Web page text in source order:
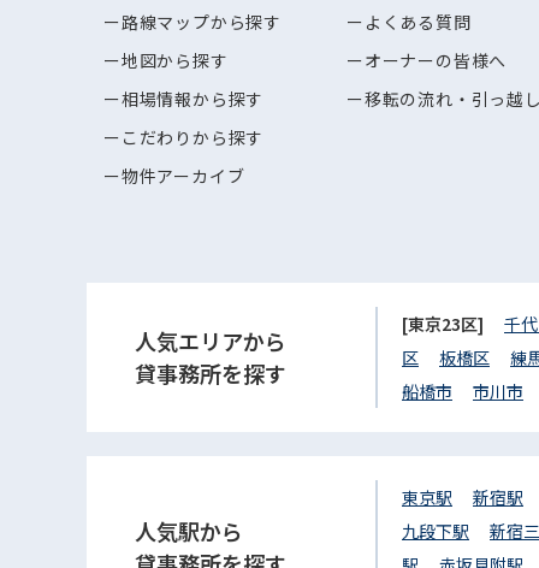
路線マップから探す
地図から探す
相場情報から探す
こだわりから探す
物件アーカイブ
よくある質問
オーナーの皆様へ
移転の流れ・引っ越
人気エリアから
貸事務所を探す
[東京23区] 千
区
板橋区
練
船橋市
市川市
人気駅から
東京駅
新宿駅
九段下駅
新宿